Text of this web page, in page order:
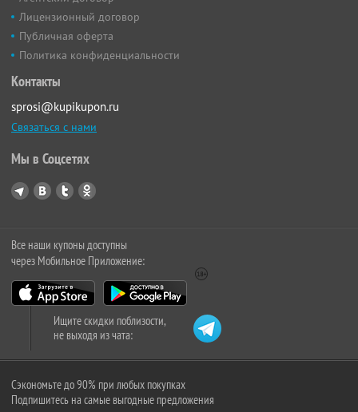
Лицензионный договор
Публичная оферта
Политика конфиденциальности
Контакты
sprosi@kupikupon.ru
Связаться с нами
Мы в Соцсетях
Все наши купоны доступны
через Мобильное Приложение:
Ищите скидки поблизости,
не выходя из чата:
Сэкономьте до 90% при любых покупках
Подпишитесь на самые выгодные предложения